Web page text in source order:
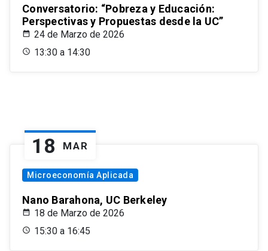
Conversatorio: “Pobreza y Educación:
Perspectivas y Propuestas desde la UC”
24 de Marzo de 2026
13:30 a 14:30
18 MAR
Microeconomía Aplicada
Nano Barahona, UC Berkeley
18 de Marzo de 2026
15:30 a 16:45